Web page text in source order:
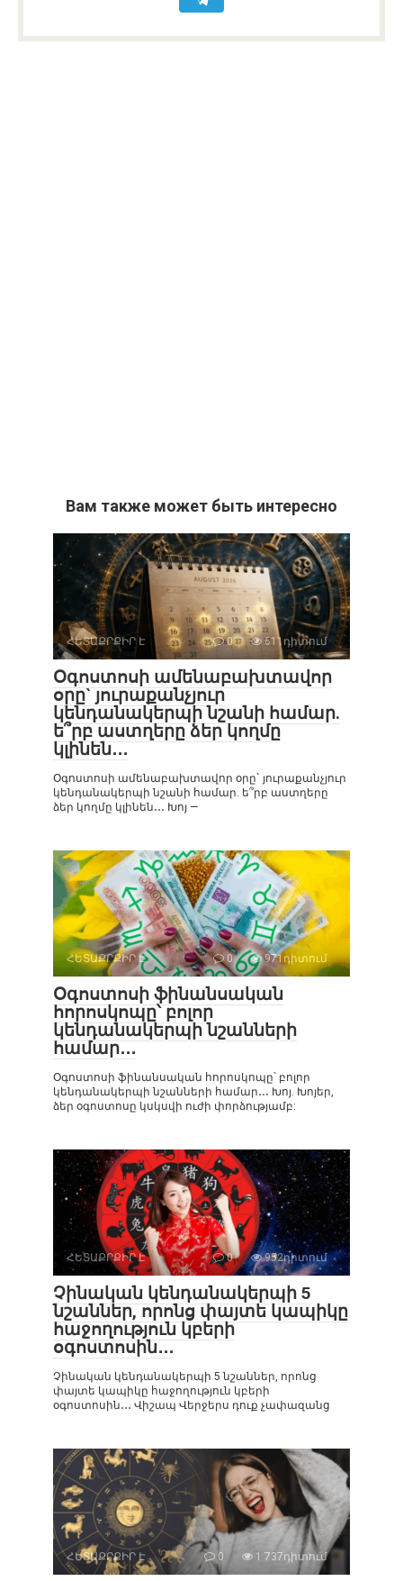
Вам также может быть интересно
ՀԵՏԱՔՐՔԻՐ Է 0 611դիտում
Օգոստոսի ամենաբախտավոր
օրը` յուրաքանչյուր
կենդանակերպի նշանի համար.
ե՞րբ աստղերը ձեր կողմը
կլինեն․․․
Օգոստոսի ամենաբախտավոր օրը` յուրաքանչյուր
կենդանակերպի նշանի համար. ե՞րբ աստղերը
ձեր կողմը կլինեն․․․ Խոյ —
ՀԵՏԱՔՐՔԻՐ Է 0 971դիտում
Օգոստոսի ֆինանսական
հորոսկոպը՝ բոլոր
կենդանակերպի նշանների
համար․․․
Օգոստոսի ֆինանսական հորոսկոպը՝ բոլոր
կենդանակերպի նշանների համար․․․ Խոյ. Խոյեր,
ձեր օգոստոսը կսկսվի ուժի փորձությամբ:
ՀԵՏԱՔՐՔԻՐ Է 0 952դիտում
Չինական կենդանակերպի 5
նշաններ, որոնց փայտե կապիկը
հաջողություն կբերի
օգոստոսին․․․
Չինական կենդանակերպի 5 նշաններ, որոնց
փայտե կապիկը հաջողություն կբերի
օգոստոսին․․․ Վիշապ Վերջերս դուք չափազանց
ՀԵՏԱՔՐՔԻՐ Է 0 1 737դիտում